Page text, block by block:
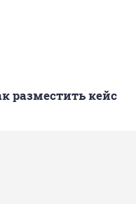
разместить кейс